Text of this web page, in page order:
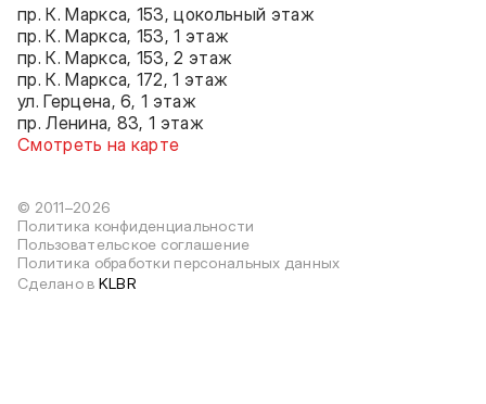
© 2011–2026
Политика конфиденциальности
Пользовательское соглашение
Политика обработки персональных данных
Сделано в KLBR
пр. К. Маркса, 153, цокольный этаж
пр. К. Маркса, 153, 1 этаж
пр. К. Маркса, 153, 2 этаж
пр. К. Маркса, 172, 1 этаж
ул. Герцена, 6, 1 этаж
пр. Ленина, 83, 1 этаж
Смотреть на карте